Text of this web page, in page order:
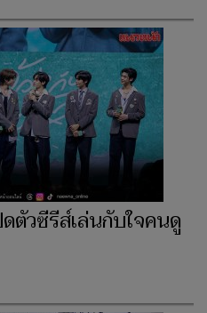
ดตัวซีรีส์เล่นกับใจคนดู